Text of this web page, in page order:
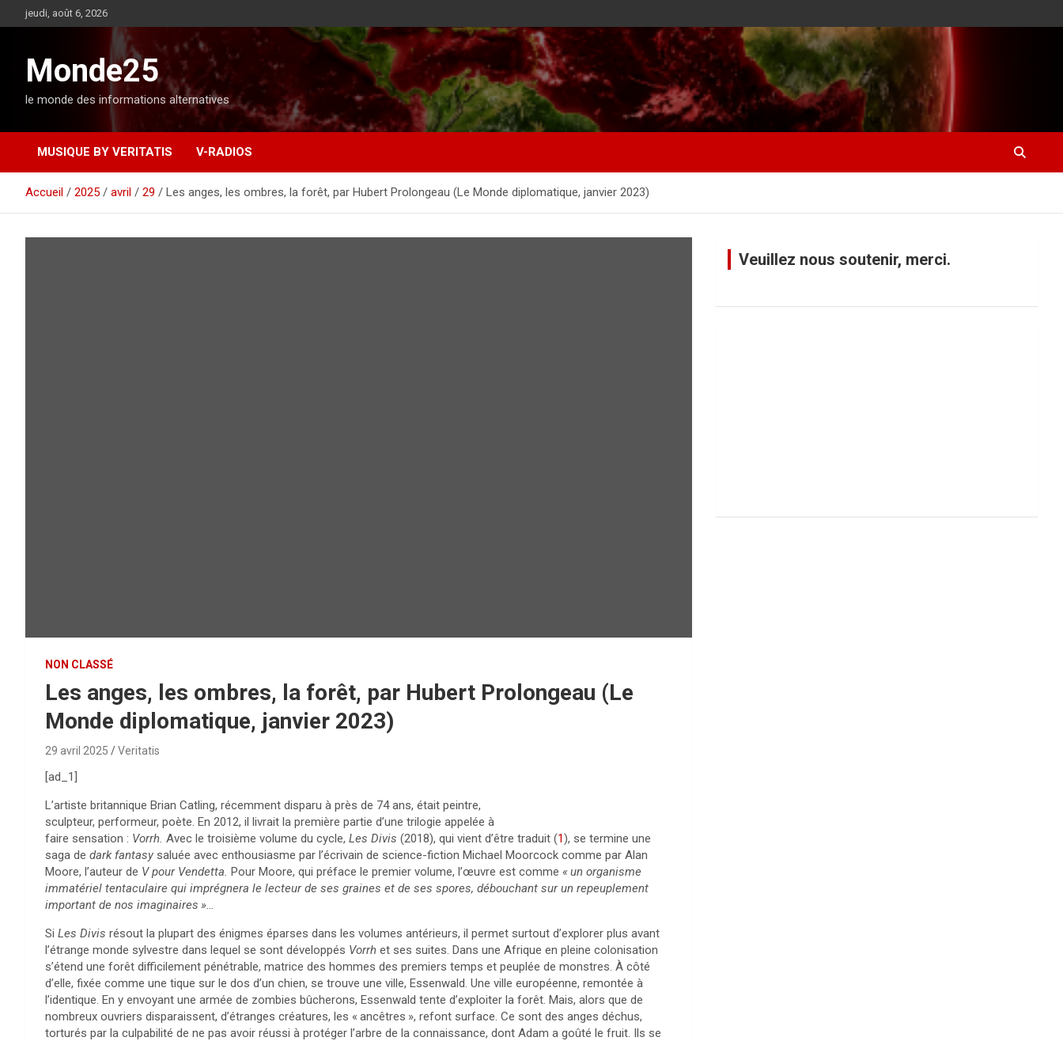
l
t
jeudi, août 6, 2026
Monde25
le monde des informations alternatives
MUSIQUE BY VERITATIS V-RADIOS
Accueil 2025 avril 29 Les anges, les ombres, la forêt, par Hubert Prolongeau (Le Monde diplomatique, janvier 2023)
NON CLASSÉ
Les anges, les ombres, la forêt, par Hubert Prolongeau (Le
Monde diplomatique, janvier 2023)
29 avril 2025 Veritatis
[ad_1]
L’artiste britannique Brian Catling, récemment disparu à près de 74 ans, était peintre,
sculpteur, performeur, poète. En 2012, il livrait la première partie d’une trilogie appelée à
faire sensation : Vorrh. Avec le troisième volume du cycle, Les Divis (2018), qui vient d’être traduit (1), se termine une
saga de dark fantasy saluée avec enthousiasme par l’écrivain de science-fiction Michael Moorcock comme par Alan
Moore, l’auteur de V pour Vendetta. Pour Moore, qui préface le premier volume, l’œuvre est comme «un organisme
immatériel tentaculaire qui imprégnera le lecteur de ses graines et de ses spores, débouchant sur un repeuplement
important de nos imaginaires »…
Si Les Divis résout la plupart des énigmes éparses dans les volumes antérieurs, il permet surtout d’explorer plus avant
l’étrange monde sylvestre dans lequel se sont développés Vorrh et ses suites. Dans une Afrique en pleine colonisation
s’étend une forêt difficilement pénétrable, matrice des hommes des premiers temps et peuplée de monstres. À côté
d’elle, fixée comme une tique sur le dos d’un chien, se trouve une ville, Essenwald. Une ville européenne, remontée à
l’identique. En y envoyant une armée de zombies bûcherons, Essenwald tente d’exploiter la forêt. Mais, alors que de
nombreux ouvriers disparaissent, d’étranges créatures, les « ancêtres », refont surface. Ce sont des anges déchus,
torturés par la culpabilité de ne pas avoir réussi à protéger l’arbre de la connaissance, dont Adam a goûté le fruit. Ils se
Veuillez nous soutenir, merci.